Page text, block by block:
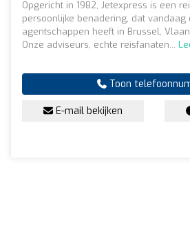
Opgericht in 1982, Jetexpress is een
persoonlijke benadering, dat
agentschappen heeft in Brussel,
Onze adviseurs, echte reisfanaten...
Toon
E-mail bekijken